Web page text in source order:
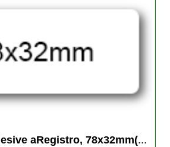
aRegistro, 78x32mm(...